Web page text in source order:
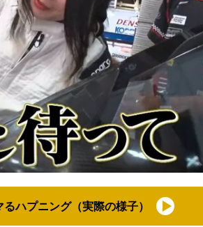
ハプニング（実際の様子）